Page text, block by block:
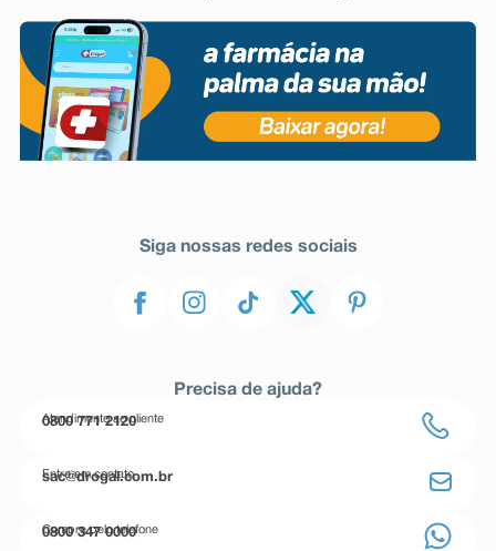
Siga nossas redes sociais
Precisa de ajuda?
Atendimento ao cliente
0800 771 2120
Entre em contato
sac@drogal.com.br
Compre pelo telefone
0800 347 0000